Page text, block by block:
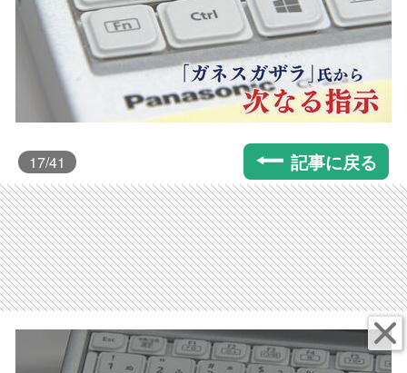
17/41 記事に戻る